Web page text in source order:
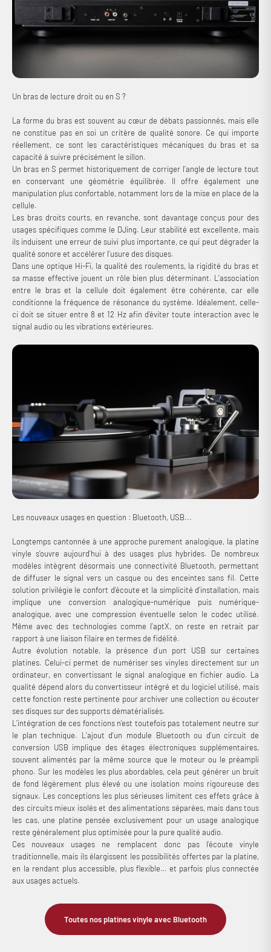
Un bras de lecture droit ou en S ?
La forme du bras est souvent au cœur de débats passionnés, mais elle
ne constitue pas en soi un critère de qualité sonore. Ce qui importe
réellement, ce sont les caractéristiques mécaniques du bras et sa
capacité à suivre précisément le sillon.
Un bras en S permet historiquement de corriger l’angle de lecture tout
en conservant une géométrie équilibrée. Il offre également une
manipulation plus confortable, notamment lors de la mise en place de la
cellule.
Les bras droits courts, en revanche, sont davantage conçus pour des
usages spécifiques comme le DJing. Leur stabilité est excellente, mais
ils induisent une erreur de suivi plus importante, ce qui peut dégrader la
qualité sonore et accélérer l’usure des disques.
Dans une optique Hi-Fi, la qualité des roulements, la rigidité du bras et
sa masse effective jouent un rôle bien plus déterminant. L’association
entre le bras et la cellule doit également être cohérente, car elle
conditionne la fréquence de résonance du système. Idéalement, celle-
ci doit se situer entre 8 et 12 Hz afin d’éviter toute interaction avec le
signal audio ou les vibrations extérieures.
Les nouveaux usages en question : Bluetooth, USB...
Longtemps cantonnée à une approche purement analogique, la platine
vinyle s’ouvre aujourd’hui à des usages plus hybrides. De nombreux
modèles intègrent désormais une connectivité Bluetooth, permettant
de diffuser le signal vers un casque ou des enceintes sans fil. Cette
solution privilégie le confort d’écoute et la simplicité d’installation, mais
implique une conversion analogique-numérique puis numérique-
analogique, avec une compression éventuelle selon le codec utilisé.
Même avec des technologies comme l’aptX, on reste en retrait par
rapport à une liaison filaire en termes de fidélité.
Autre évolution notable, la présence d’un port USB sur certaines
platines. Celui-ci permet de numériser ses vinyles directement sur un
ordinateur, en convertissant le signal analogique en fichier audio. La
qualité dépend alors du convertisseur intégré et du logiciel utilisé, mais
cette fonction reste pertinente pour archiver une collection ou écouter
ses disques sur des supports dématérialisés.
L’intégration de ces fonctions n’est toutefois pas totalement neutre sur
le plan technique. L’ajout d’un module Bluetooth ou d’un circuit de
conversion USB implique des étages électroniques supplémentaires,
souvent alimentés par la même source que le moteur ou le préampli
phono. Sur les modèles les plus abordables, cela peut générer un bruit
de fond légèrement plus élevé ou une isolation moins rigoureuse des
signaux. Les conceptions les plus sérieuses limitent ces effets grâce à
des circuits mieux isolés et des alimentations séparées, mais dans tous
les cas, une platine pensée exclusivement pour un usage analogique
reste généralement plus optimisée pour la pure qualité audio.
Ces nouveaux usages ne remplacent donc pas l’écoute vinyle
traditionnelle, mais ils élargissent les possibilités offertes par la platine,
en la rendant plus accessible, plus flexible… et parfois plus connectée
aux usages actuels.
Toutes nos platines vinyle avec Bluetooth